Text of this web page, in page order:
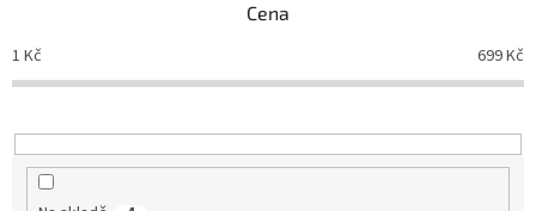
o
d
k
t
Cena
1 Kč 699Kč